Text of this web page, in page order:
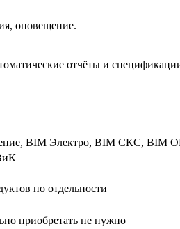
оповещение.
отчёты и
BIM Электро, BIM СКС, BIM
по отдельности
приобретать не нужно